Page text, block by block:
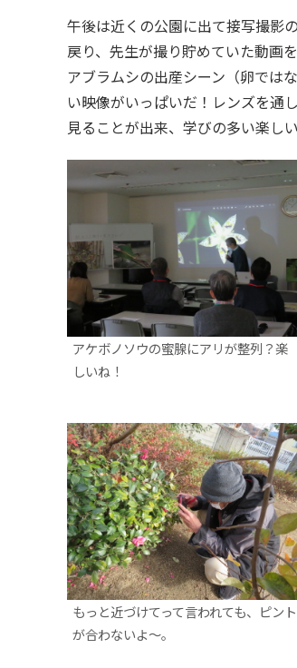
午後は近くの公園に出て接写撮影
戻り、先生が撮り貯めていた動画
アブラムシの出産シーン（卵では
い映像がいっぱいだ！レンズを通
見ることが出来、学びの多い楽しい
アケボノソウの蜜腺にアリが整列？楽
しいね！
もっと近づけてって言われても、ピント
が合わないよ～。